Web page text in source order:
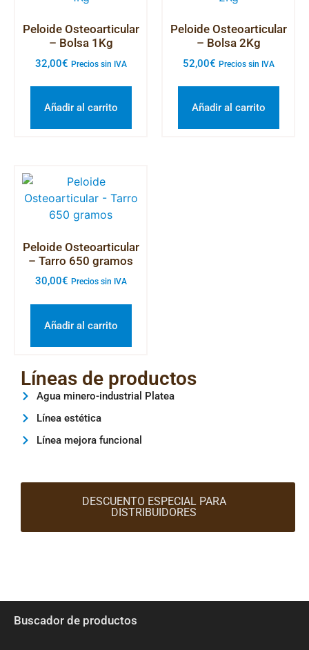
Peloide Osteoarticular
– Bolsa 1Kg
32,00€ Precios sin IVA
Añadir al carrito
Peloide Osteoarticular
– Bolsa 2Kg
52,00€ Precios sin IVA
Añadir al carrito
Peloide Osteoarticular
– Tarro 650 gramos
30,00€ Precios sin IVA
Añadir al carrito
Líneas de productos
Agua minero-industrial Platea
Línea estética
Línea mejora funcional
DESCUENTO ESPECIAL PARA
DISTRIBUIDORES
Buscador de productos